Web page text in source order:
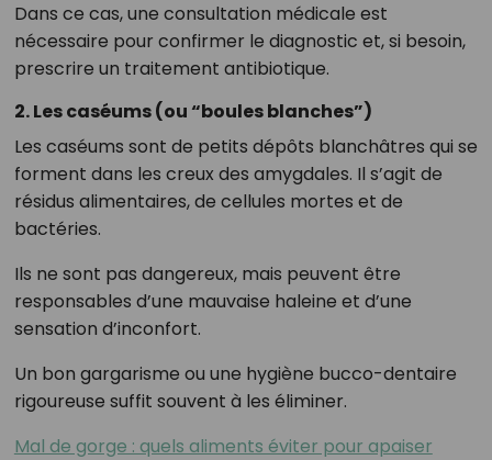
Dans ce cas, une consultation médicale est
nécessaire pour confirmer le diagnostic et, si besoin,
prescrire un traitement antibiotique.
2. Les caséums (ou “boules blanches”)
Les caséums sont de petits dépôts blanchâtres qui se
forment dans les creux des amygdales. Il s’agit de
résidus alimentaires, de cellules mortes et de
bactéries.
Ils ne sont pas dangereux, mais peuvent être
responsables d’une mauvaise haleine et d’une
sensation d’inconfort.
Un bon gargarisme ou une hygiène bucco-dentaire
rigoureuse suffit souvent à les éliminer.
Mal de gorge : quels aliments éviter pour apaiser